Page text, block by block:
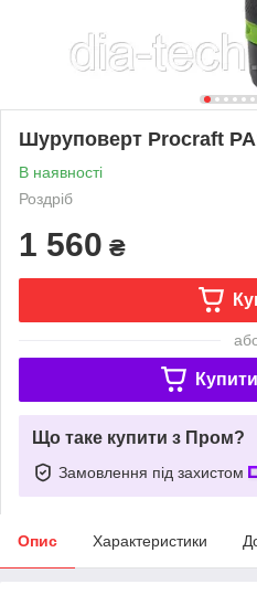
Шуруповерт Procraft
В наявності
Роздріб
1 560 ₴
Що таке купити з Пром?
Замовлення під захистом
Опис Характеристики